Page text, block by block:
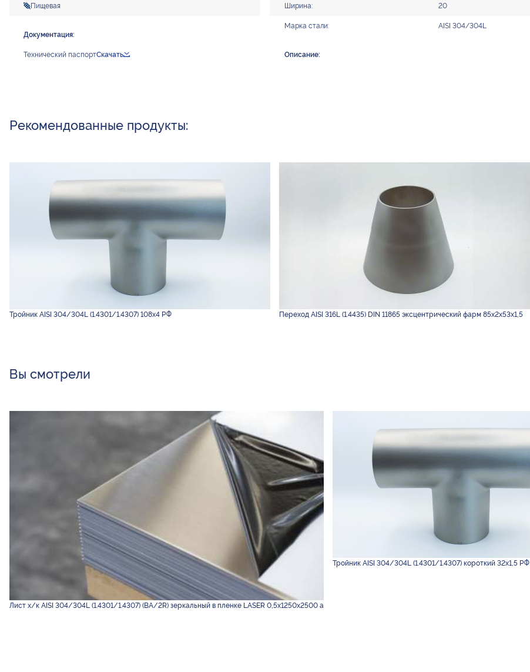
Пищевая
Документация:
Технический паспортСкачать
Ширина: 20
Марка стали: AISI 304/304L
Описание:
Рекомендованные продукты:
Тройник AISI 304/304L (1.4301/1.4307) 108х4 РФ Переход AISI 316L (1.4435) DIN 11865 эксцентрический фарм 85х2х53х1,5
Вы смотрели
Лист х/к AISI 304/304L (1.4301/1.4307) (BA/2R) зеркальный в пленке LASER 0,5х1250х2500 а
Тройник AISI 304/304L (1.4301/1.4307) короткий 32х1,5 РФ